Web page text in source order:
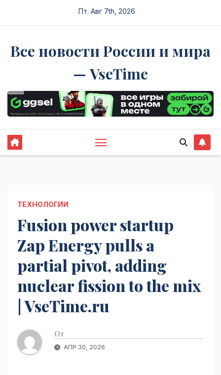
Пт. Авг 7th, 2026
Все новости России и мира
— VseTime
ТЕХНОЛОГИИ
Fusion power startup
Zap Energy pulls a
partial pivot, adding
nuclear fission to the mix
| VseTime.ru
От
АПР 30, 2026